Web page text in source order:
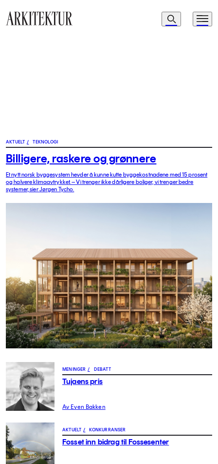
Navigasjon
Søk Meny
AKTUELT / TEKNOLOGI
Billigere, raskere og grønnere
Et nytt norsk byggesystem hevder å kunne kutte byggekostnadene med 15 prosent
og halvere klimaavtrykket. – Vi trenger ikke dårligere boliger, vi trenger bedre
systemer, sier Jørgen Tycho.
MENINGER / DEBATT
Tujaens pris
Av Even Bakken
AKTUELT / KONKURRANSER
Fosset inn bidrag til Fossesenter